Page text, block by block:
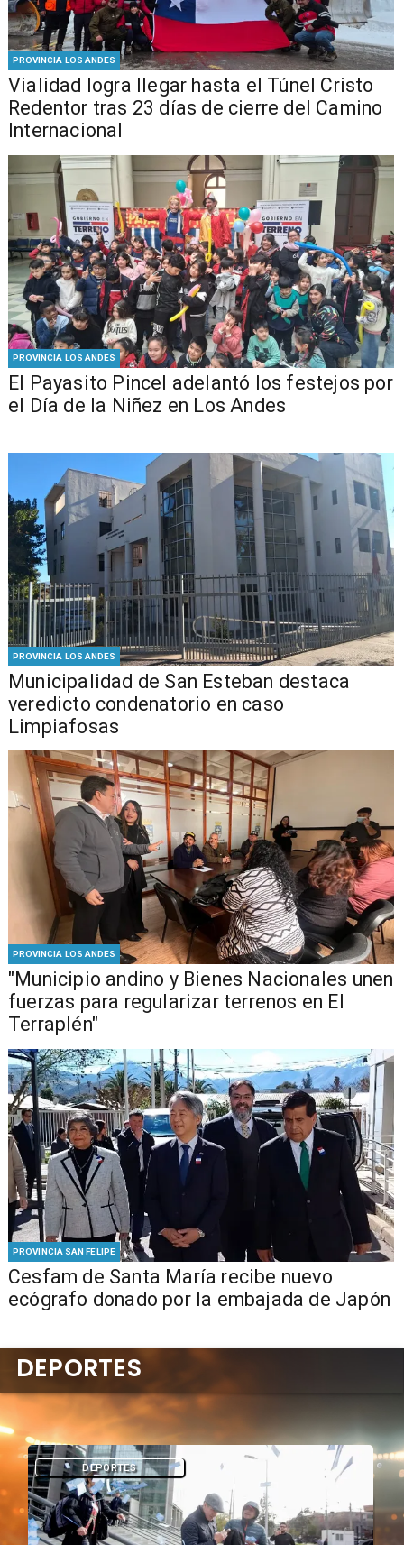
PROVINCIA LOS ANDES
Vialidad logra llegar hasta el Túnel Cristo
Redentor tras 23 días de cierre del Camino
Internacional
PROVINCIA LOS ANDES
El Payasito Pincel adelantó los festejos por
el Día de la Niñez en Los Andes
PROVINCIA LOS ANDES
Municipalidad de San Esteban destaca
veredicto condenatorio en caso
Limpiafosas
PROVINCIA LOS ANDES
"Municipio andino y Bienes Nacionales unen
fuerzas para regularizar terrenos en El
Terraplén"
PROVINCIA SAN FELIPE
Cesfam de Santa María recibe nuevo
ecógrafo donado por la embajada de Japón
DEPORTES
DEPORTES